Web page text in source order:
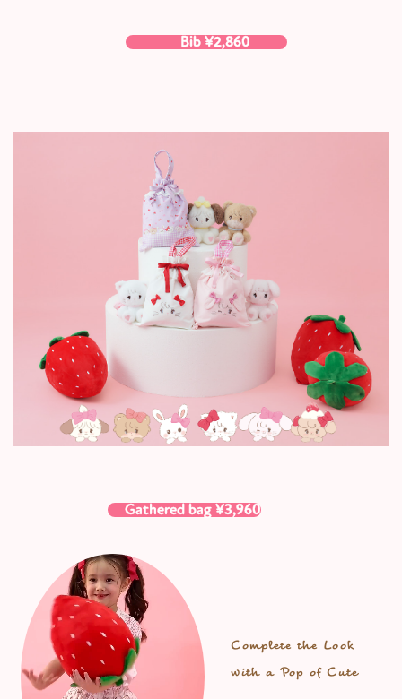
Bib ¥2,860
Gathered bag ¥3,960
Complete the Look
with a Pop of Cute